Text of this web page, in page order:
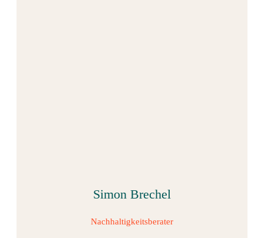
Simon Brechel
Nachhaltigkeitsberater